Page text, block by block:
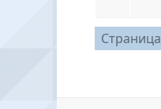
Страница